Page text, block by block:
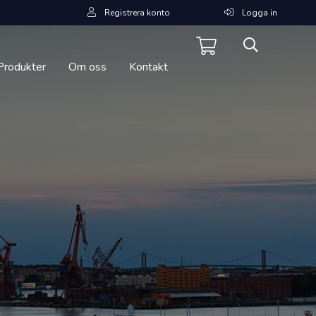
Registrera konto Logga in
Om oss Kontakt